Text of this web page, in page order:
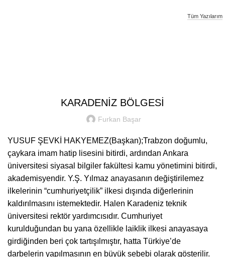
Tüm Yazılarım
KARADENİZ BÖLGESİ
Furkan Başar
YUSUF ŞEVKİ HAKYEMEZ(Başkan);Trabzon doğumlu,
çaykara imam hatip lisesini bitirdi, ardından Ankara
üniversitesi siyasal bilgiler fakültesi kamu yönetimini bitirdi,
akademisyendir. Y.Ş. Yılmaz anayasanın değiştirilemez
ilkelerinin “cumhuriyetçilik” ilkesi dışında diğerlerinin
kaldırılmasını istemektedir. Halen Karadeniz teknik
üniversitesi rektör yardımcısıdır. Cumhuriyet
kurulduğundan bu yana özellikle laiklik ilkesi anayasaya
girdiğinden beri çok tartışılmıştır, hatta Türkiye’de
darbelerin yapılmasının en büyük sebebi olarak gösterilir.